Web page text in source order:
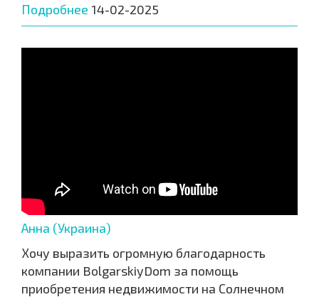
Подробнее 14-02-2025
Анна (Украина)
Хочу выразить огромную благодарность
компании BolgarskiyDom за помощь
приобретения недвижимости на Солнечном